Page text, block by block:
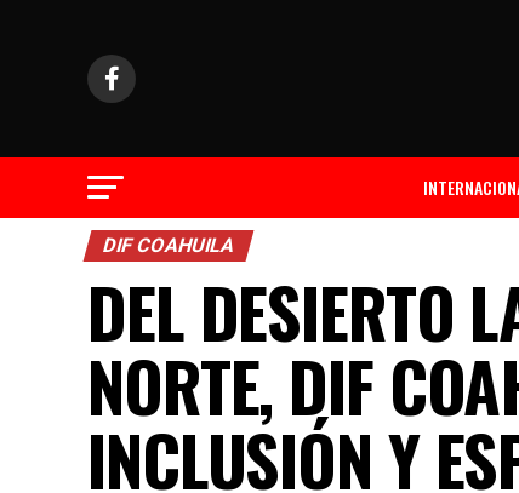
DIF COAHUILA
DEL DESIERTO
NORTE, DIF
INCLUSIÓN Y